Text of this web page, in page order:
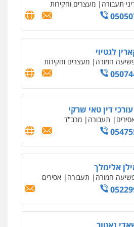
גונן
משרד עורך דין פלילי
נג'אר
משרד עורכי דין